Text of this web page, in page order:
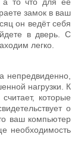
замок в ваш
он ведёт себя
в дверь. С
легко.
непредвиденно,
нагрузки. К
которые
о
ваш компьютер
необходимость